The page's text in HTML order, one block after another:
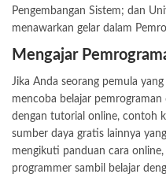
Pengembangan Sistem; dan
menawarkan gelar dalam
Mengajar
Jika Anda seorang pemula
mencoba belajar
dengan tutorial online, contoh
sumber daya gratis lainnya
mengikuti panduan cara
programmer sambil belajar